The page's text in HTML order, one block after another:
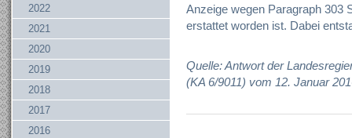
2022
2021
2020
2019
2018
2017
2016
Anzeige wegen Paragraph 303
erstattet worden ist. Dabei
Quelle: Antwort der
(KA 6/9011) vom 12. Januar